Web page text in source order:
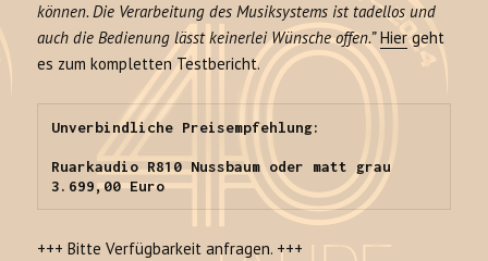
können. Die Verarbeitung des Musiksystems ist tadellos und
auch die Bedienung lässt keinerlei Wünsche offen.” Hiergeht
es zum kompletten Testbericht.
Unverbindliche Preisempfehlung:
Ruarkaudio R810 Nussbaum oder matt grau
3.699,00 Euro
+++ Bitte Verfügbarkeit anfragen. +++